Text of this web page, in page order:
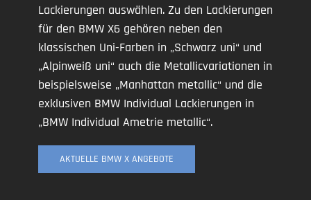
Lackierungen auswählen. Zu den Lackierungen
für den BMW X6 gehören neben den
klassischen Uni-Farben in „Schwarz uni“ und
„Alpinweiß uni“ auch die Metallicvariationen in
beispielsweise „Manhattan metallic“ und die
exklusiven BMW Individual Lackierungen in
„BMW Individual Ametrie metallic“.
AKTUELLE BMW X ANGEBOTE